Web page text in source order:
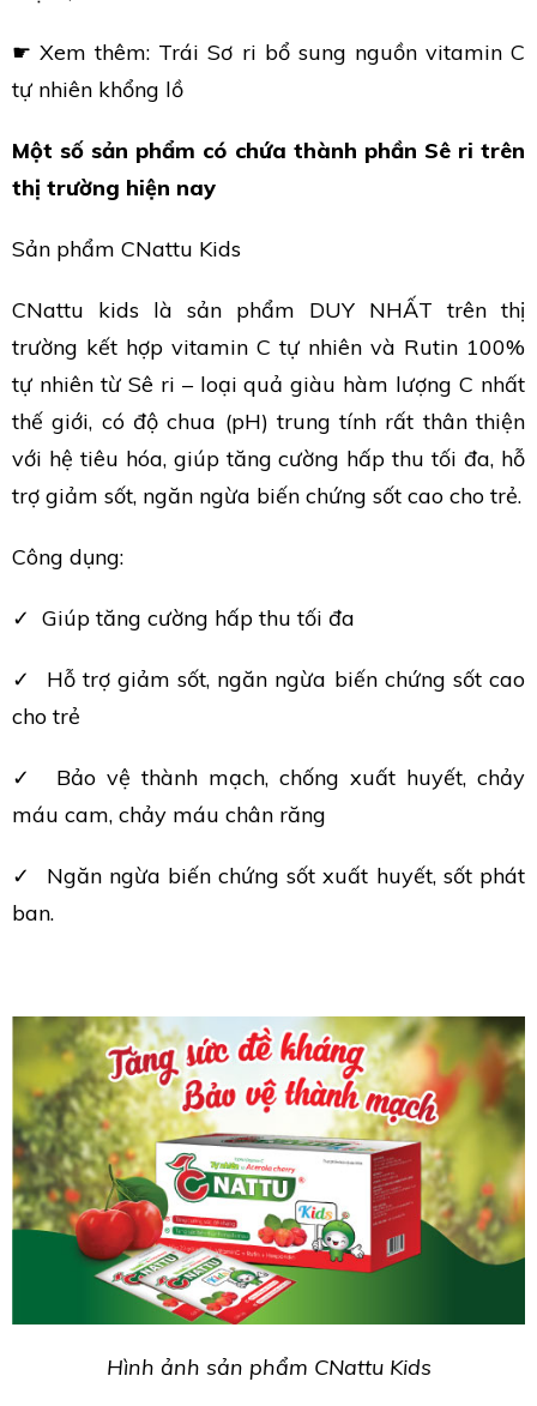
☛ Xem thêm: Trái Sơ ri bổ sung nguồn vitamin C
tự nhiên khổng lồ
Một số sản phẩm có chứa thành phần Sê ri trên
thị trường hiện nay
Sản phẩm CNattu Kids
CNattu kids là sản phẩm DUY NHẤT trên thị
trường kết hợp vitamin C tự nhiên và Rutin 100%
tự nhiên từ Sê ri – loại quả giàu hàm lượng C nhất
thế giới, có độ chua (pH) trung tính rất thân thiện
với hệ tiêu hóa, giúp tăng cường hấp thu tối đa, hỗ
trợ giảm sốt, ngăn ngừa biến chứng sốt cao cho trẻ.
Công dụng:
✓ Giúp tăng cường hấp thu tối đa
✓ Hỗ trợ giảm sốt, ngăn ngừa biến chứng sốt cao
cho trẻ
✓ Bảo vệ thành mạch, chống xuất huyết, chảy
máu cam, chảy máu chân răng
✓ Ngăn ngừa biến chứng sốt xuất huyết, sốt phát
ban.
Hình ảnh sản phẩm CNattu Kids